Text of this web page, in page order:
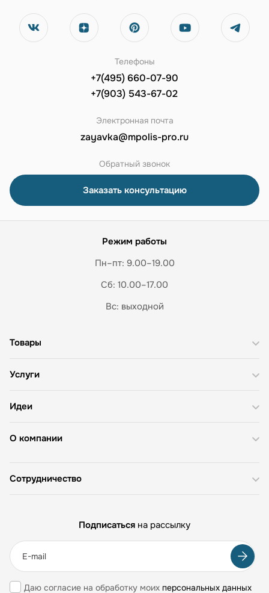
Телефоны
+7(495) 660-07-90
+7(903) 543-67-02
Электронная почта
zayavka@mpolis-pro.ru
Обратный звонок
Заказать консультацию
Режим работы
Пн–пт: 9.00–19.00
Сб: 10.00–17.00
Вс: выходной
О компании
Товары
Услуги
Идеи
Сотрудничество
Подписаться на рассылку
Даю согласие на обработку моих персональных данных